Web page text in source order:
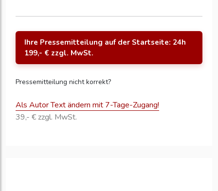
Ihre Pressemitteilung auf der Startseite: 24h
199,- € zzgl. MwSt.
Pressemitteilung nicht korrekt?
Als Autor Text ändern mit 7-Tage-Zugang!
39,- € zzgl. MwSt.